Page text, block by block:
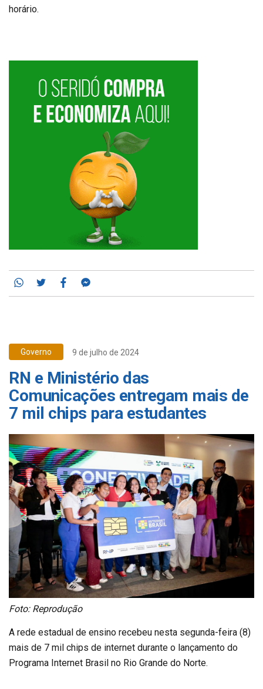
horário.
Whatsapp
TwitterFacebook
Governo 9 de julho de 2024
RN e Ministério das
Comunicações entregam mais de
7 mil chips para estudantes
Foto: Reprodução
A rede estadual de ensino recebeu nesta segunda-feira (8)
mais de 7 mil chips de internet durante o lançamento do
Programa Internet Brasil no Rio Grande do Norte.